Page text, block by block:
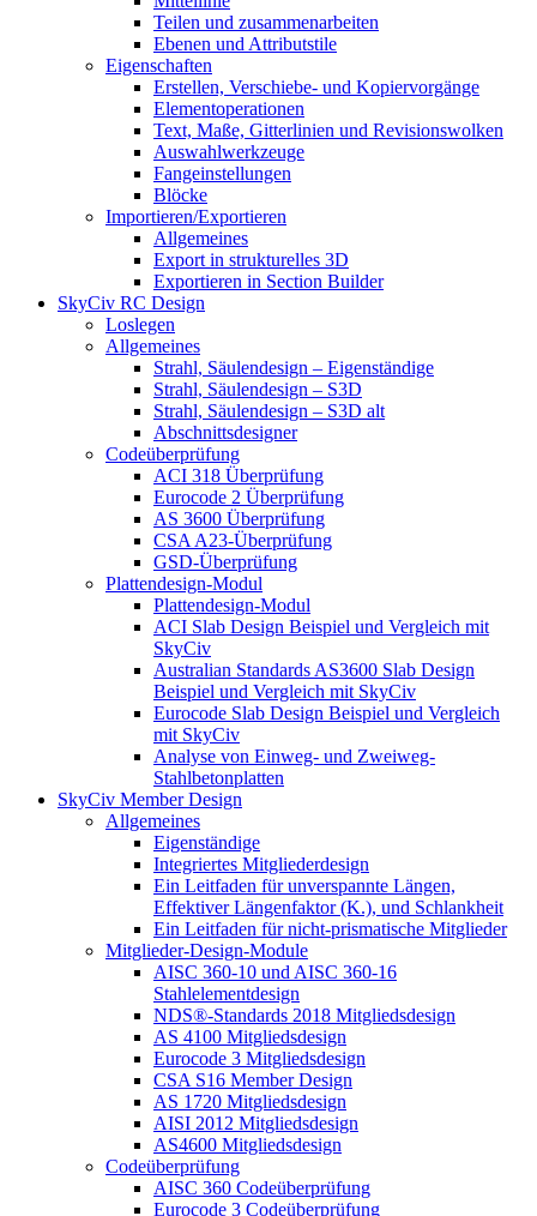
Teilen und zusammenarbeiten
Ebenen und Attributstile
Eigenschaften
Erstellen, Verschiebe- und Kopiervorgänge
Elementoperationen
Text, Maße, Gitterlinien und Revisionswolken
Auswahlwerkzeuge
Fangeinstellungen
Blöcke
Importieren/Exportieren
Allgemeines
Export in strukturelles 3D
Exportieren in Section Builder
SkyCiv RC Design
Loslegen
Allgemeines
Strahl, Säulendesign – Eigenständige
Strahl, Säulendesign – S3D
Strahl, Säulendesign – S3D alt
Abschnittsdesigner
Codeüberprüfung
ACI 318 Überprüfung
Eurocode 2 Überprüfung
AS 3600 Überprüfung
CSA A23-Überprüfung
GSD-Überprüfung
Plattendesign-Modul
Plattendesign-Modul
ACI Slab Design Beispiel und Vergleich mit
SkyCiv
Australian Standards AS3600 Slab Design
Beispiel und Vergleich mit SkyCiv
Eurocode Slab Design Beispiel und Vergleich
mit SkyCiv
Analyse von Einweg- und Zweiweg-
Stahlbetonplatten
SkyCiv Member Design
Allgemeines
Eigenständige
Integriertes Mitgliederdesign
Ein Leitfaden für unverspannte Längen,
Effektiver Längenfaktor (K.), und Schlankheit
Ein Leitfaden für nicht-prismatische Mitglieder
Mitglieder-Design-Module
AISC 360-10 und AISC 360-16
Stahlelementdesign
NDS®-Standards 2018 Mitgliedsdesign
AS 4100 Mitgliedsdesign
Eurocode 3 Mitgliedsdesign
CSA S16 Member Design
AS 1720 Mitgliedsdesign
AISI 2012 Mitgliedsdesign
AS4600 Mitgliedsdesign
Codeüberprüfung
AISC 360 Codeüberprüfung
Eurocode 3 Codeüberprüfung